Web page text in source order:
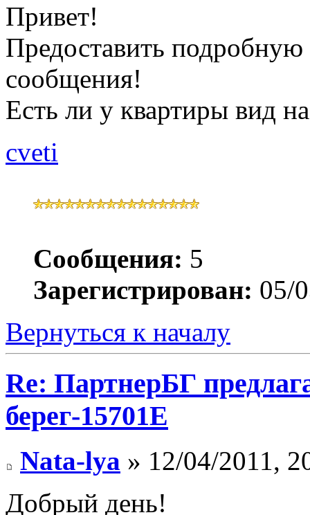
Привет!
Предоставить
сообщения!
Есть ли у квартиры вид
cveti
Сообщения: 5
Зарегистрирован: 05/
Вернуться к началу
Re: ПартнерБГ
берег-15701Е
Nata-lya » 12/04/2011,
Добрый день!